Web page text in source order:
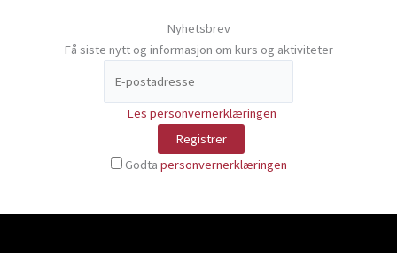
Nyhetsbrev
Få siste nytt og informasjon om kurs og aktiviteter
Les personvernerklæringen
Godta personvernerklæringen